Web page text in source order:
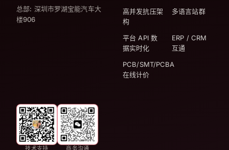
总部: 深圳市罗湖宝能汽车大
楼906
高并发抗压架
构
多语言站群
平台 API 数
据实时化
ERP / CRM
互通
PCB/SMT/PCBA
在线计价